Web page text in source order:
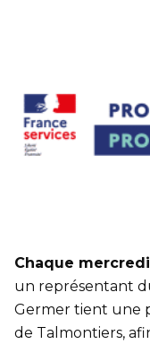
Chaque
un représentant
Germer tient une
de Talmontiers,